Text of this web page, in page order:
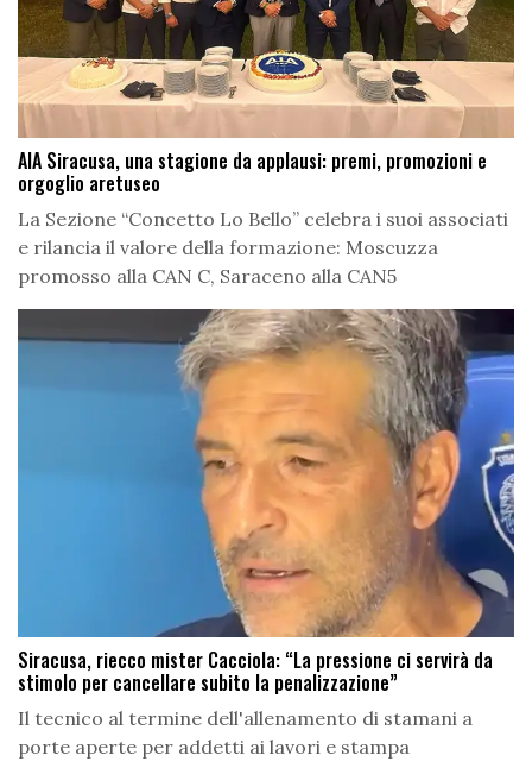
AIA Siracusa, una stagione da applausi: premi, promozioni e
orgoglio aretuseo
La Sezione “Concetto Lo Bello” celebra i suoi associati
e rilancia il valore della formazione: Moscuzza
promosso alla CAN C, Saraceno alla CAN5
Siracusa, riecco mister Cacciola: “La pressione ci servirà da
stimolo per cancellare subito la penalizzazione”
Il tecnico al termine dell'allenamento di stamani a
porte aperte per addetti ai lavori e stampa